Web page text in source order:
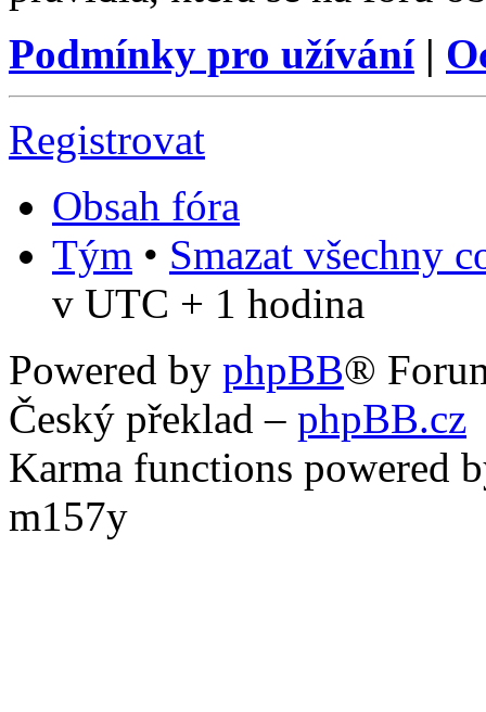
Podmínky pro užívání|
Registrovat
Obsah fóra
Tým • Smazat všechny
v UTC + 1 hodina
Powered by phpBB®
Český překlad – phpBB.cz
Karma functions powered
m157y